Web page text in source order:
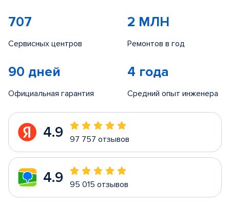
707
Сервисных центров
2 МЛН
Ремонтов в год
90 дней
Официальная гарантия
4 года
Средний опыт инженера
4.9 97 757 отзывов
4.9 95 015 отзывов